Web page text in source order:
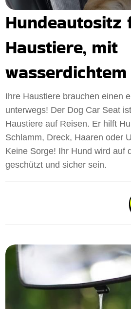
Hundeautositz
Haustiere, mit
Ihre Haustiere brauchen einen
unterwegs! Der Dog Car Seat
Haustiere auf Reisen. Er hilft
Schlamm, Dreck, Haaren oder
Keine Sorge! Ihr Hund wird auf
geschützt und sicher sein.